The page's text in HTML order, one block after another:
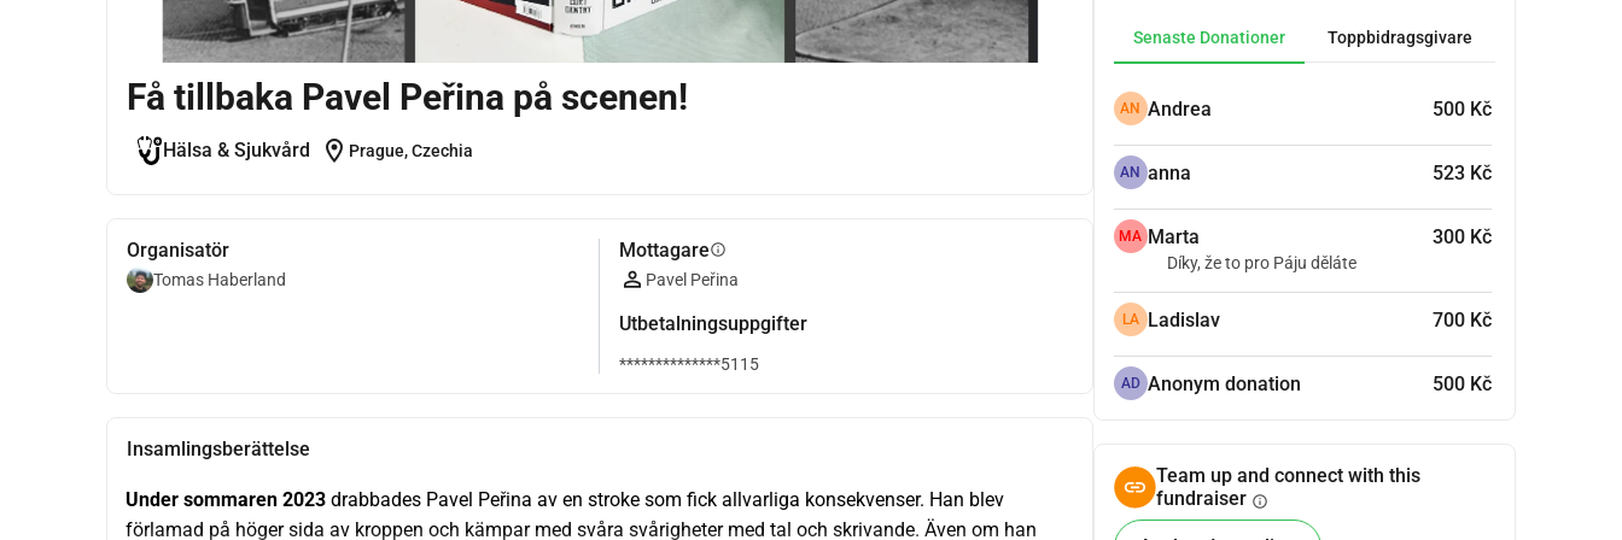
Få tillbaka Pavel Peřina på scenen!
Hälsa & Sjukvård location_on Prague, Czechia
Organisatör
Tomas Haberland
Mottagareinfo
Pavel Peřina
Utbetalningsuppgifter
**************5115
Insamlingsberättelse
Under sommaren 2023 drabbades Pavel Peřina av en stroke som fick allvarliga konsekvenser. Han blev
förlamad på höger sida av kroppen och kämpar med svåra svårigheter med tal och skrivande. Även om han
Senaste Donationer Toppbidragsgivare
AN Andrea 500 Kč
AN anna 523 Kč
MA Marta 300 Kč
Díky, že to pro Páju děláte
LA Ladislav 700 Kč
AD Anonym donation 500 Kč
Team up and connect with this
fundraiser info